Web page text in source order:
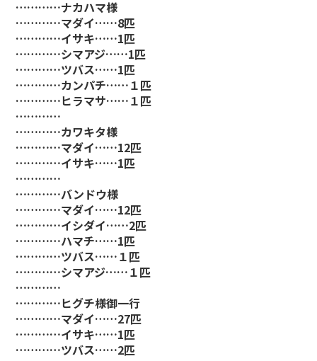
…………ナカハマ様
…………マダイ……8匹
…………イサキ……1匹
…………シマアジ……1匹
…………ツバス……1匹
…………カンパチ……１匹
…………ヒラマサ……１匹
…………
…………カワキタ様
…………マダイ……12匹
…………イサキ……1匹
…………
…………バンドウ様
…………マダイ……12匹
…………イシダイ……2匹
…………ハマチ……1匹
…………ツバス……１匹
…………シマアジ……１匹
…………
…………ヒグチ様御一行
…………マダイ……27匹
…………イサキ……1匹
…………ツバス……2匹